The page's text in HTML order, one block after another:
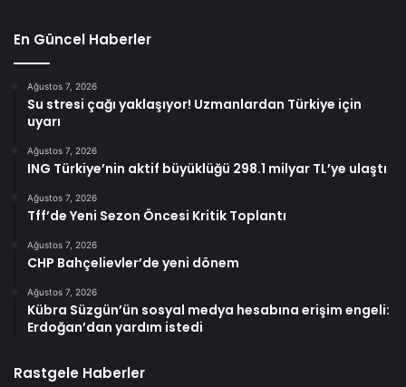
En Güncel Haberler
Ağustos 7, 2026
Su stresi çağı yaklaşıyor! Uzmanlardan Türkiye için
uyarı
Ağustos 7, 2026
ING Türkiye’nin aktif büyüklüğü 298.1 milyar TL’ye ulaştı
Ağustos 7, 2026
Tff’de Yeni Sezon Öncesi Kritik Toplantı
Ağustos 7, 2026
CHP Bahçelievler’de yeni dönem
Ağustos 7, 2026
Kübra Süzgün’ün sosyal medya hesabına erişim engeli:
Erdoğan’dan yardım istedi
Rastgele Haberler